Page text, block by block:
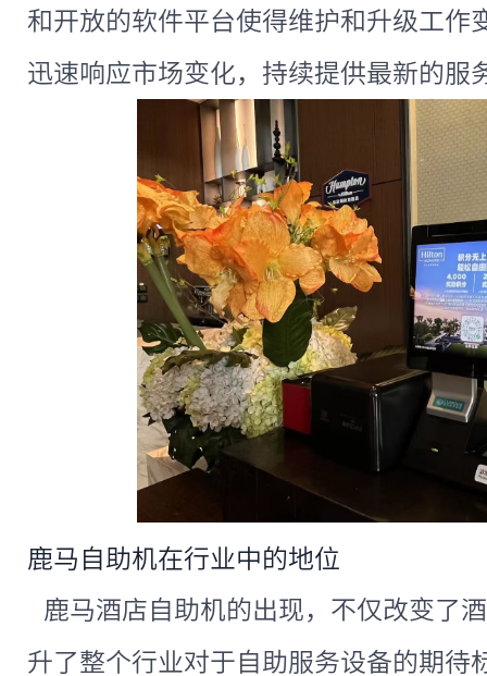
和开放的软件平台使得维护和升级工作
迅速响应市场变化，持续提供最新的服
鹿马自助机在行业中的地位
鹿马酒店自助机的出现，不仅改变了
升了整个行业对于自助服务设备的期待